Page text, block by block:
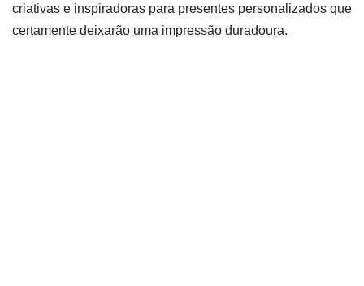
criativas e inspiradoras para presentes personalizados que
certamente deixarão uma impressão duradoura.